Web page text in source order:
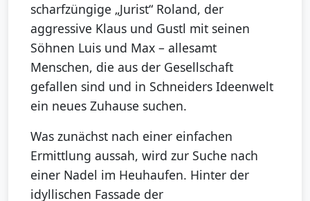
scharfzüngige „Jurist“ Roland, der
aggressive Klaus und Gustl mit seinen
Söhnen Luis und Max – allesamt
Menschen, die aus der Gesellschaft
gefallen sind und in Schneiders Ideenwelt
ein neues Zuhause suchen.
Was zunächst nach einer einfachen
Ermittlung aussah, wird zur Suche nach
einer Nadel im Heuhaufen. Hinter der
idyllischen Fassade der